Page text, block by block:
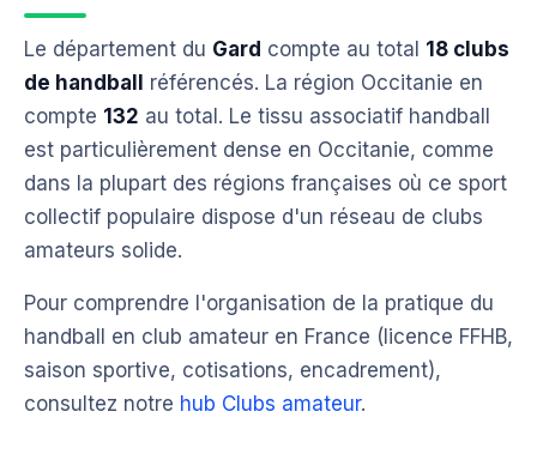
Le département du Gard compte au total 18 clubs
de handball
référencés. La région Occitanie en
compte 132 au total. Le tissu associatif handball
est particulièrement dense en Occitanie, comme
dans la plupart des régions françaises où ce sport
collectif populaire dispose d'un réseau de clubs
amateurs solide.
Pour comprendre l'organisation de la pratique du
handball en club amateur en France (licence FFHB,
saison sportive, cotisations, encadrement),
consultez notre hub Clubs amateur.